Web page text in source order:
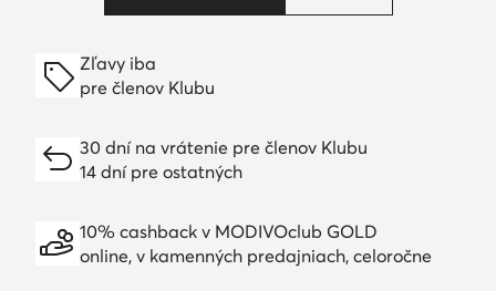
Zľavy iba
pre členov Klubu
30 dní na vrátenie pre členov Klubu
14 dní pre ostatných
10% cashback v MODIVOclub GOLD
online, v kamenných predajniach, celoročne